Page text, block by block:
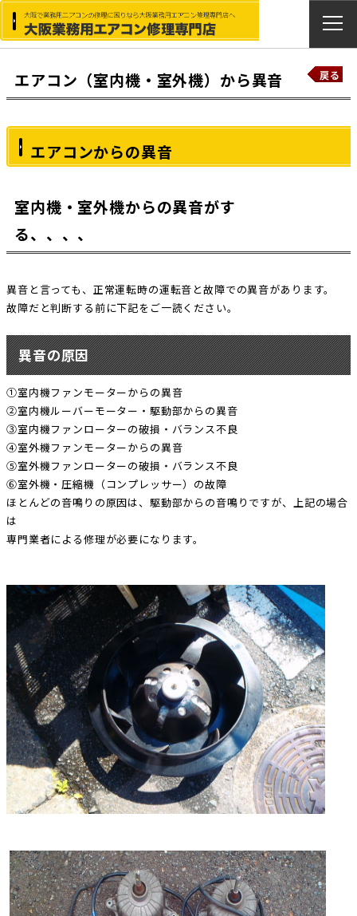
エアコン（室内機・室外機）から異音 戻る
エアコンからの異音
室内機・室外機からの異音がす
る、、、、
異音と言っても、正常運転時の運転音と故障での異音があります。
故障だと判断する前に下記をご一読ください。
異音の原因
①室内機ファンモーターからの異音
②室内機ルーバーモーター・駆動部からの異音
③室内機ファンローターの破損・バランス不良
④室外機ファンモーターからの異音
⑤室外機ファンローターの破損・バランス不良
⑥室外機・圧縮機（コンプレッサー）の故障
ほとんどの音鳴りの原因は、駆動部からの音鳴りですが、上記の場合
は
専門業者による修理が必要になります。